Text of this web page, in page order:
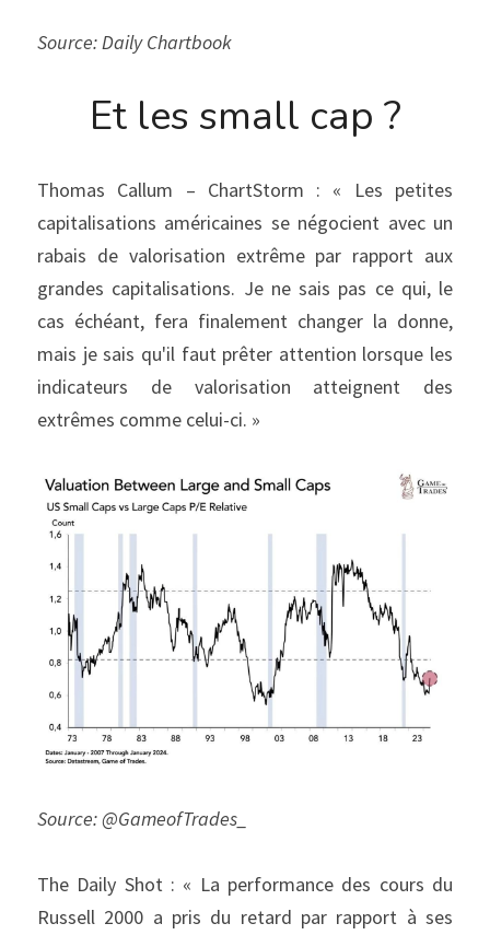
Source: Daily Chartbook
Et les small cap ?
Thomas Callum – ChartStorm : « Les petites
capitalisations américaines se négocient avec un
rabais de valorisation extrême par rapport aux
grandes capitalisations. Je ne sais pas ce qui, le
cas échéant, fera finalement changer la donne,
mais je sais qu'il faut prêter attention lorsque les
indicateurs de valorisation atteignent des
extrêmes comme celui-ci. »
Source: @GameofTrades_
The Daily Shot : « La performance des cours du
Russell 2000 a pris du retard par rapport à ses